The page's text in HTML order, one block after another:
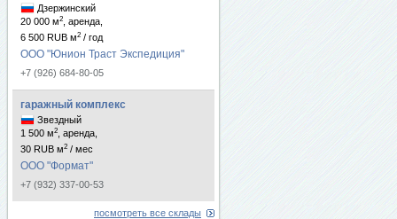
Дзержинский
20 000 м2
, аренда,
6 500 RUB м2 / год
ООО "Юнион Траст Экспедиция"
+7 (926) 684-80-05
гаражный комплекс
Звездный
1 500 м2
, аренда,
30 RUB м2 / мес
ООО "Формат"
+7 (932) 337-00-53
посмотреть все склады